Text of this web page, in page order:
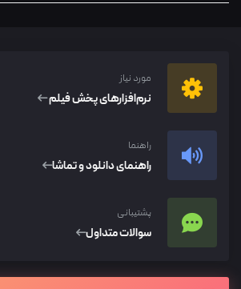
مورد نیاز
نرم‌افزار‌های پخش فیلم
راهنما
راهنمای دانلود و تماشا
پشتیبانی
سوالات متداول